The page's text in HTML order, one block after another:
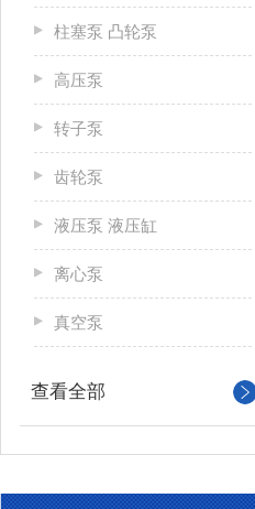
柱塞泵 凸轮泵
高压泵
转子泵
齿轮泵
液压泵 液压缸
离心泵
真空泵
查看全部